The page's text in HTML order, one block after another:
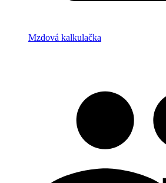
Mzdová kalkulačka